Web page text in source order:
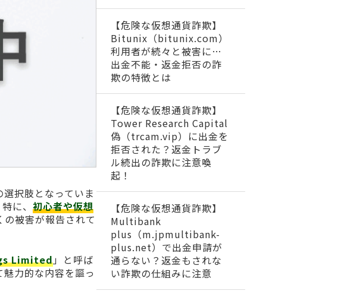
択肢となっていま
に、 初心者や仮想
被害が報告されて
Limited」と呼ば
力的な内容を謳っ
【危険な仮想通貨詐欺】
Bitunix（bitunix.com）
利用者が続々と被害に…
出金不能・返金拒否の詐
欺の特徴とは
【危険な仮想通貨詐欺】
Tower Research Capital
偽（trcam.vip）に出金を
拒否された？返金トラブ
ル続出の詐欺に注意喚
起！
【危険な仮想通貨詐欺】
Multibank
plus（m.jpmultibank-
plus.net）で出金申請が
通らない？返金もされな
い詐欺の仕組みに注意